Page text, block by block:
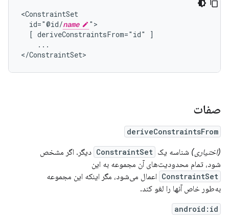
id="@id/name
[ deriveConstraintsFrom="id"
...
</ConstraintSet>
صفات
deriveConstraintsFrom
(اختیاری) شناسه یک ConstraintSet دیگر. اگر مشخص
شود، تمام محدودیت‌های آن مجموعه به این
ConstraintSet اعمال می‌شود، مگر اینکه این مجموعه
به‌طور خاص آنها را لغو کند.
android:id